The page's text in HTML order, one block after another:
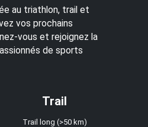
au triathlon, trail et
vos prochains
vous et rejoignez la
de sports
Trail
Trail long (>50 km)